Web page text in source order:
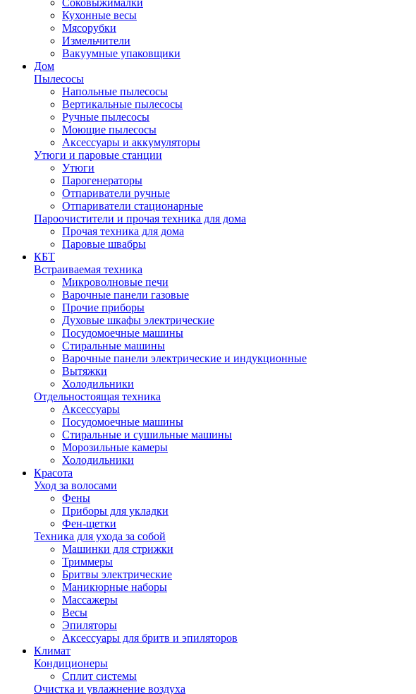
Соковыжималки
Кухонные весы
Мясорубки
Измельчители
Вакуумные упаковщики
Дом
Пылесосы
Напольные пылесосы
Вертикальные пылесосы
Ручные пылесосы
Моющие пылесосы
Аксессуары и аккумуляторы
Утюги и паровые станции
Утюги
Парогенераторы
Отпариватели ручные
Отпариватели стационарные
Пароочистители и прочая техника для дома
Прочая техника для дома
Паровые швабры
КБТ
Встраиваемая техника
Микроволновые печи
Варочные панели газовые
Прочие приборы
Духовые шкафы электрические
Посудомоечные машины
Стиральные машины
Варочные панели электрические и индукционные
Вытяжки
Холодильники
Отдельностоящая техника
Аксессуары
Посудомоечные машины
Стиральные и сушильные машины
Морозильные камеры
Холодильники
Красота
Уход за волосами
Фены
Приборы для укладки
Фен-щетки
Техника для ухода за собой
Машинки для стрижки
Триммеры
Бритвы электрические
Маникюрные наборы
Массажеры
Весы
Эпиляторы
Аксессуары для бритв и эпиляторов
Климат
Кондиционеры
Сплит системы
Очистка и увлажнение воздуха